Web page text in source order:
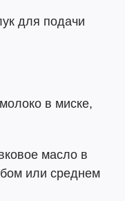
для подачи
в миске,
масло в
или среднем